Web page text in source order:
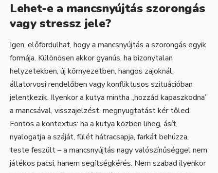
Lehet-e a mancsnyújtás szorongás
vagy stressz jele?
Igen, előfordulhat, hogy a mancsnyújtás a szorongás egyik
formája. Különösen akkor gyanús, ha bizonytalan
helyzetekben, új környezetben, hangos zajoknál,
állatorvosi rendelőben vagy konfliktusos szituációban
jelentkezik. Ilyenkor a kutya mintha „hozzád kapaszkodna”
a mancsával, visszajelzést, megnyugtatást kér tőled.
Fontos a kontextus: ha a kutya közben liheg, ásít,
nyalogatja a száját, fülét hátracsapja, farkát behúzza,
teste feszült – a mancsnyújtás nagy valószínűséggel nem
játékos pacsi, hanem segítségkérés. Nem szabad ilyenkor